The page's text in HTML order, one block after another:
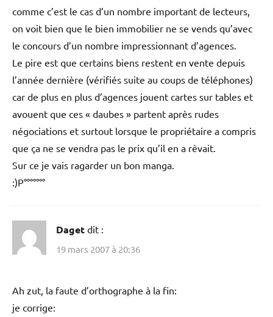
comme c’est le cas d’un nombre important de lecteurs,
on voit bien que le bien immobilier ne se vends qu’avec
le concours d’un nombre impressionnant d’agences.
Le pire est que certains biens restent en vente depuis
l’année dernière (vérifiés suite au coups de téléphones)
car de plus en plus d’agences jouent cartes sur tables et
avouent que ces « daubes » partent après rudes
négociations et surtout lorsque le propriétaire a compris
que ça ne se vendra pas le prix qu’il en a rêvait.
Sur ce je vais ragarder un bon manga.
:)P°°°°°°°
Daget dit :
19 mars 2007 à 20:36
Ah zut, la faute d’orthographe à la fin:
je corrige: